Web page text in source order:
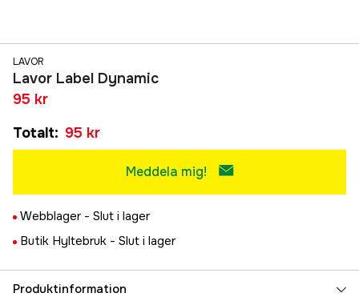
LAVOR
Lavor Label Dynamic
95 kr
Totalt: 95 kr
Meddela mig!
Webblager - Slut i lager
Butik Hyltebruk - Slut i lager
Produktinformation